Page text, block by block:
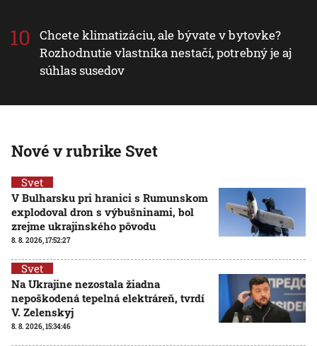
Chcete klimatizáciu, ale bývate v bytovke?
Rozhodnutie vlastníka nestačí, potrebný je aj
súhlas susedov
Nové v rubrike Svet
Svet
V Bulharsku pri hranici s Rumunskom
explodoval dron s výbušninami, bol
zrejme ukrajinského pôvodu
8. 8. 2026, 17:52:27
Svet
Na Ukrajine nezostala žiadna
nepoškodená tepelná elektráreň, tvrdí
V. Zelenskyj
8. 8. 2026, 15:34:46